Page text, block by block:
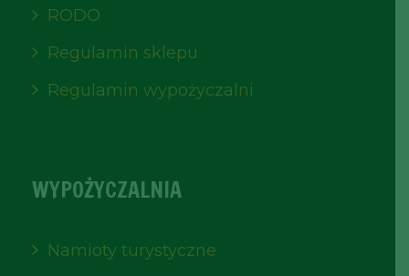
RODO
Regulamin sklepu
Regulamin wypożyczalni
WYPOŻYCZALNIA
Namioty turystyczne